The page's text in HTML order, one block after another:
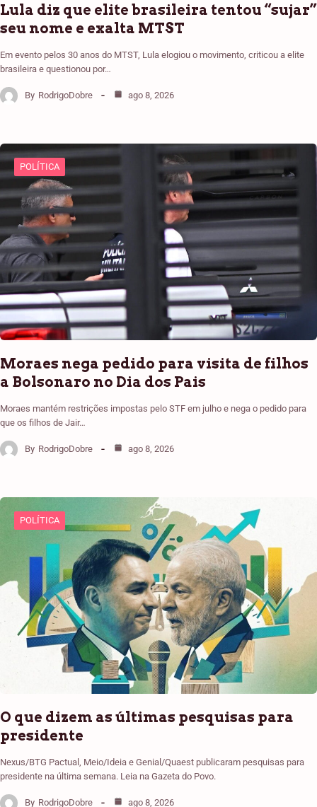
Lula diz que elite brasileira tentou “sujar”
seu nome e exalta MTST
Em evento pelos 30 anos do MTST, Lula elogiou o movimento, criticou a elite
brasileira e questionou por…
By RodrigoDobre ago 8, 2026
POLÍTICA
Moraes nega pedido para visita de filhos
a Bolsonaro no Dia dos Pais
Moraes mantém restrições impostas pelo STF em julho e nega o pedido para
que os filhos de Jair…
By RodrigoDobre ago 8, 2026
POLÍTICA
O que dizem as últimas pesquisas para
presidente
Nexus/BTG Pactual, Meio/Ideia e Genial/Quaest publicaram pesquisas para
presidente na última semana. Leia na Gazeta do Povo.
By RodrigoDobre ago 8, 2026